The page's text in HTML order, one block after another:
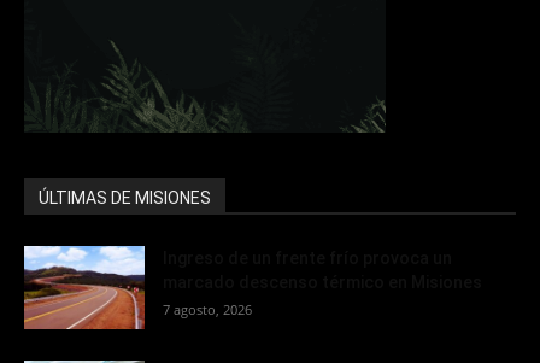
ÚLTIMAS DE MISIONES
7 agosto, 2026